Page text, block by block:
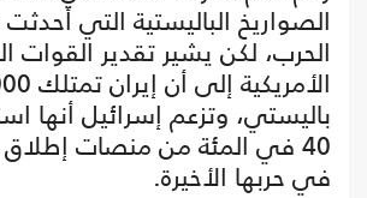
الصواريخ الباليستية التي
الحرب، لكن يشير تقدير القوات
باليستي، وتزعم إسرائيل أنها
40 في المئة من منصات
في حربها الأخيرة.